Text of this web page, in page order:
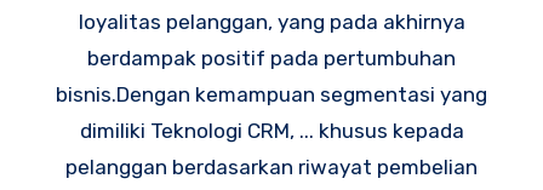
loyalitas pelanggan, yang pada akhirnya
berdampak positif pada pertumbuhan
bisnis.Dengan kemampuan segmentasi yang
dimiliki Teknologi CRM, ... khusus kepada
pelanggan berdasarkan riwayat pembelian